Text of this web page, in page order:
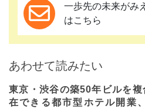
一歩先の未来がみ
はこちら
あわせて読みたい
東京・渋谷の築50年ビルを
在できる都市型ホテル開業